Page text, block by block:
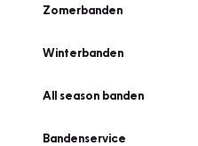
Zomerbanden
Winterbanden
All season banden
Bandenservice